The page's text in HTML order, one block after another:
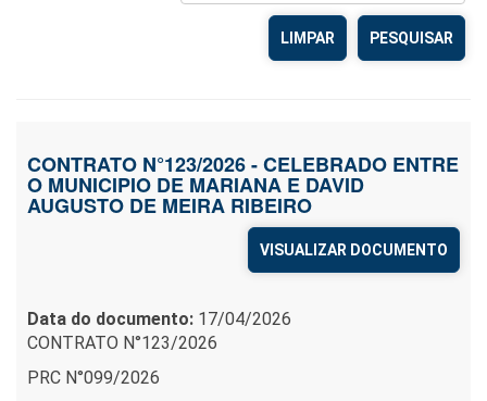
LIMPAR
CONTRATO N°123/2026 - CELEBRADO ENTRE
O MUNICIPIO DE MARIANA E DAVID
AUGUSTO DE MEIRA RIBEIRO
VISUALIZAR DOCUMENTO
Data do documento: 17/04/2026
CONTRATO N°123/2026
PRC N°099/2026